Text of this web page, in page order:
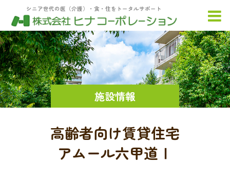
シニア世代の医（介護）・食・住をトータルサポート
施設情報
高齢者向け賃貸住宅
アムール六甲道Ⅰ